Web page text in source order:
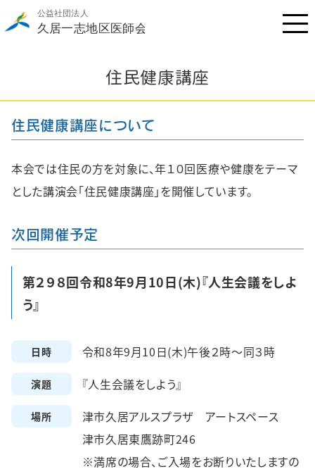
住民健康講座
住⺠健康講座について
本会では住⺠の⽅を対象に、年１０回医療や健康をテーマ
とした講演会「住⺠健康講座」を開催しています。
次回開催予定
第２９８回令和8年9月10日(木)『人生会議をしよ
う』
日時 令和8年9月10日(木)午後２時～同３時
演題 『人生会議をしよう』
場所
津市久居アルスプラザ アートスペース
津市久居東鷹跡町246
※満席の場合、ご入場をお断りいたしますの